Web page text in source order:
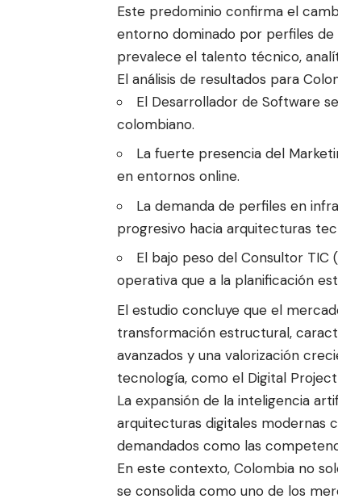
Este predominio confirma el
entorno dominado por perfiles de
prevalece el talento técnico,
El análisis de resultados para
El Desarrollador de Software
colombiano.
La fuerte presencia del
en entornos online.
La demanda de perfiles en
progresivo hacia arquitecturas
El bajo peso del Consultor TIC
operativa que a la planificación
El estudio concluye que el
transformación estructural,
avanzados y una valorización
tecnología, como el Digital Project
La expansión de la inteligencia
arquitecturas digitales modernas
demandados como las
En este contexto, Colombia no
se consolida como uno de los